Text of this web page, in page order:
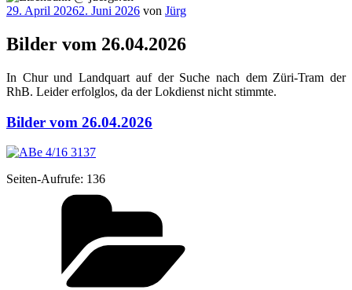
Veröffentlicht
29. April 20262. Juni 2026 von Jürg
Bilder vom 26.04.2026
In Chur und Land­quart auf der Suche nach dem Züri-Tram der
RhB. Lei­der erfolg­los, da der Lok­dienst nicht stimmte.
Bilder vom 26.04.2026
Sei­ten-Auf­ru­fe: 136